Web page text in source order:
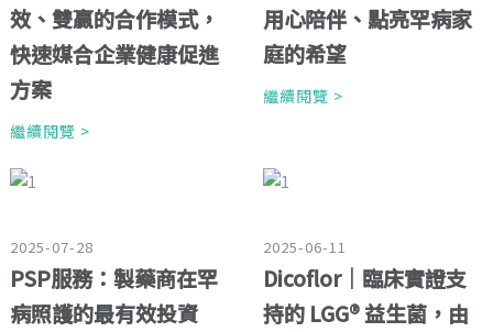
效、雙贏的合作模式，
快速媒合企業健康促進
方案
繼續閱覽 >
用心陪伴、點亮罕病家
庭的希望
繼續閱覽 >
2025-07-28
PSP服務：製藥商在罕
病照護的最有效投資
2025-06-11
Dicoflor｜臨床實證支
持的 LGG® 益生菌，由